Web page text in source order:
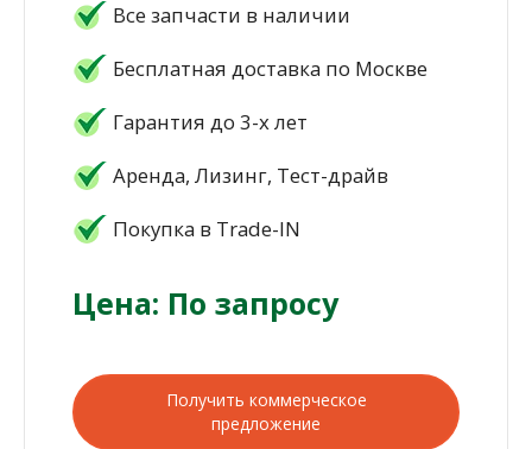
Все запчасти в наличии
Бесплатная доставка по Москве
Гарантия до 3-х лет
Аренда, Лизинг, Тест-драйв
Покупка в Trade-IN
Цена: По запросу
Получить коммерческое
предложение